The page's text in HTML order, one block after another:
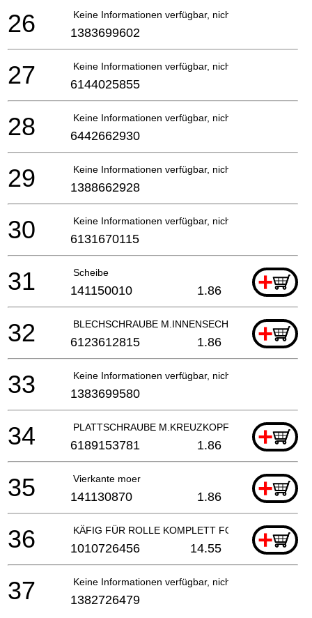
Keine Informationen verfügbar, nicht bestellbar
26 1383699602
Keine Informationen verfügbar, nicht bestellbar
27 6144025855
Keine Informationen verfügbar, nicht bestellbar
28 6442662930
Keine Informationen verfügbar, nicht bestellbar
29 1388662928
Keine Informationen verfügbar, nicht bestellbar
30 6131670115
Scheibe +
31 141150010 1.86
BLECHSCHRAUBE M.INNENSECHSKANT+
32 6123612815 1.86
Keine Informationen verfügbar, nicht bestellbar
33 1383699580
PLATTSCHRAUBE M.KREUZKOPF 5X20 VERZ./
+
34 6189153781 1.86
Vierkante moer +
35 141130870 1.86
KÄFIG FÜR ROLLE KOMPLETT FORMAT SCH.920
+
36 1010726456 14.55
Keine Informationen verfügbar, nicht bestellbar
37 1382726479